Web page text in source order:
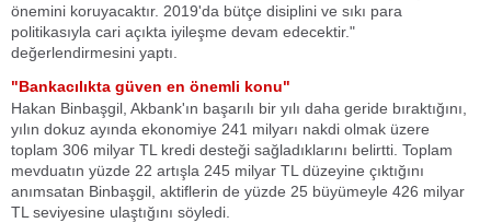
önemini koruyacaktır. 2019'da bütçe disiplini ve sıkı para
politikasıyla cari açıkta iyileşme devam edecektir."
değerlendirmesini yaptı.
"Bankacılıkta güven en önemli konu"
Hakan Binbaşgil, Akbank'ın başarılı bir yılı daha geride bıraktığını,
yılın dokuz ayında ekonomiye 241 milyarı nakdi olmak üzere
toplam 306 milyar TL kredi desteği sağladıklarını belirtti. Toplam
mevduatın yüzde 22 artışla 245 milyar TL düzeyine çıktığını
anımsatan Binbaşgil, aktiflerin de yüzde 25 büyümeyle 426 milyar
TL seviyesine ulaştığını söyledi.